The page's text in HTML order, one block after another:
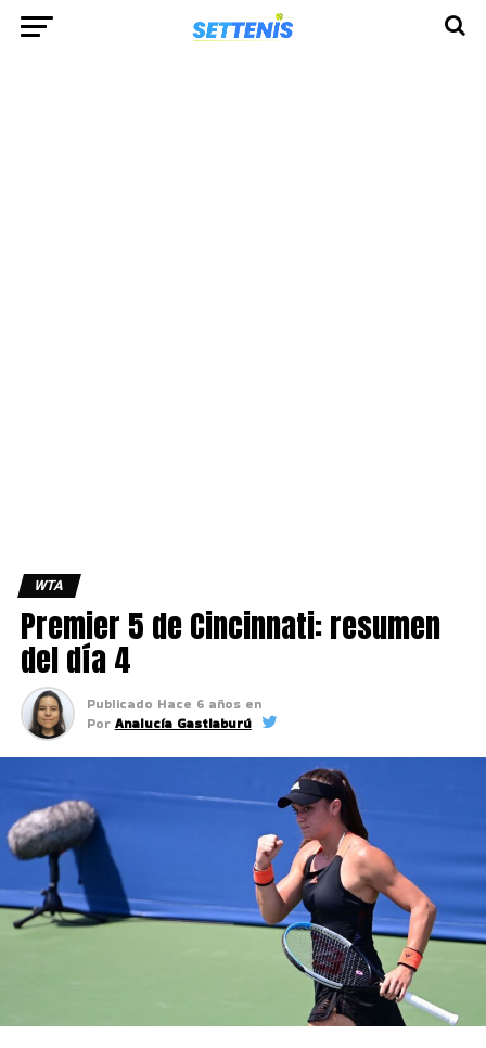
WTA
Premier 5 de Cincinnati: resumen
del día 4
Publicado Hace 6 años en
Por Analucía Gastiaburú